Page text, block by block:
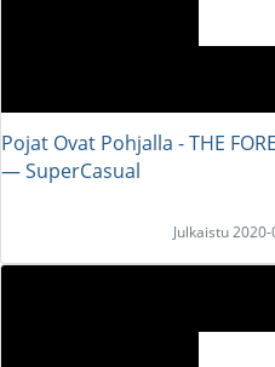
Pojat Ovat Pohjalla - THE
― SuperCasual
Julkaistu